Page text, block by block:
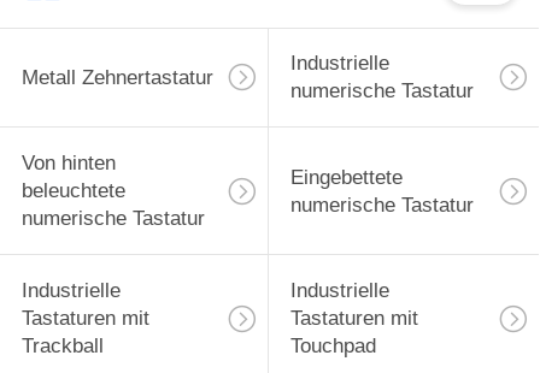
Metall Zehnertastatur
Industrielle
numerische Tastatur
Von hinten
beleuchtete
numerische Tastatur
Eingebettete
numerische Tastatur
Industrielle
Tastaturen mit
Trackball
Industrielle
Tastaturen mit
Touchpad